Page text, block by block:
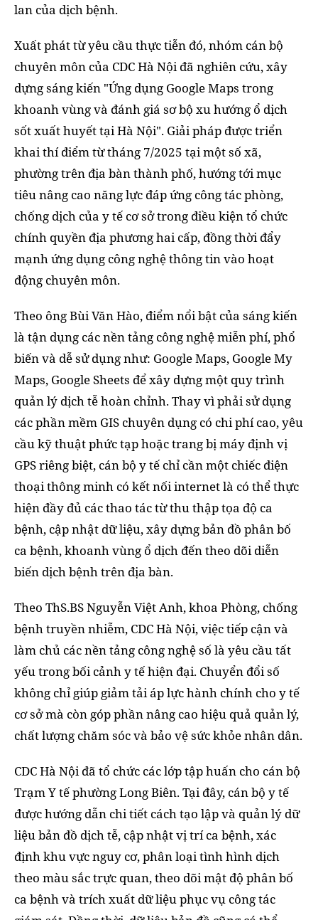
lan của dịch bệnh.
Xuất phát từ yêu cầu thực tiễn đó, nhóm cán bộ
chuyên môn của CDC Hà Nội đã nghiên cứu, xây
dựng sáng kiến "Ứng dụng Google Maps trong
khoanh vùng và đánh giá sơ bộ xu hướng ổ dịch
sốt xuất huyết tại Hà Nội". Giải pháp được triển
khai thí điểm từ tháng 7/2025 tại một số xã,
phường trên địa bàn thành phố, hướng tới mục
tiêu nâng cao năng lực đáp ứng công tác phòng,
chống dịch của y tế cơ sở trong điều kiện tổ chức
chính quyền địa phương hai cấp, đồng thời đẩy
mạnh ứng dụng công nghệ thông tin vào hoạt
động chuyên môn.
Theo ông Bùi Văn Hào, điểm nổi bật của sáng kiến
là tận dụng các nền tảng công nghệ miễn phí, phổ
biến và dễ sử dụng như: Google Maps, Google My
Maps, Google Sheets để xây dựng một quy trình
quản lý dịch tễ hoàn chỉnh. Thay vì phải sử dụng
các phần mềm GIS chuyên dụng có chi phí cao, yêu
cầu kỹ thuật phức tạp hoặc trang bị máy định vị
GPS riêng biệt, cán bộ y tế chỉ cần một chiếc điện
thoại thông minh có kết nối internet là có thể thực
hiện đầy đủ các thao tác từ thu thập tọa độ ca
bệnh, cập nhật dữ liệu, xây dựng bản đồ phân bố
ca bệnh, khoanh vùng ổ dịch đến theo dõi diễn
biến dịch bệnh trên địa bàn.
Theo ThS.BS Nguyễn Việt Anh, khoa Phòng, chống
bệnh truyền nhiễm, CDC Hà Nội, việc tiếp cận và
làm chủ các nền tảng công nghệ số là yêu cầu tất
yếu trong bối cảnh y tế hiện đại. Chuyển đổi số
không chỉ giúp giảm tải áp lực hành chính cho y tế
cơ sở mà còn góp phần nâng cao hiệu quả quản lý,
chất lượng chăm sóc và bảo vệ sức khỏe nhân dân.
CDC Hà Nội đã tổ chức các lớp tập huấn cho cán bộ
Trạm Y tế phường Long Biên. Tại đây, cán bộ y tế
được hướng dẫn chi tiết cách tạo lập và quản lý dữ
liệu bản đồ dịch tễ, cập nhật vị trí ca bệnh, xác
định khu vực nguy cơ, phân loại tình hình dịch
theo màu sắc trực quan, theo dõi mật độ phân bố
ca bệnh và trích xuất dữ liệu phục vụ công tác